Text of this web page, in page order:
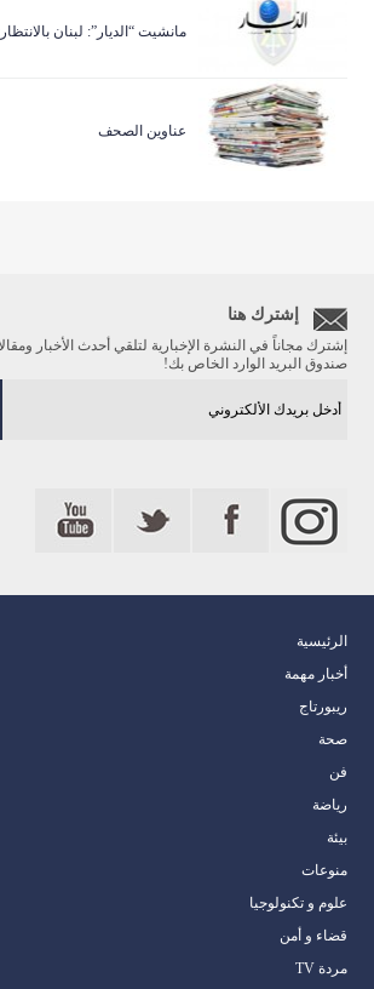
مانشيت “الديار”: لبنان
عناوين الصحف
إشترك هنا
إشترك مجاناً في النشرة الإخبارية لتلقي أحدث الأخبار
صندوق البريد الوارد الخاص بك!
الرئيسية
أخبار مهمة
ريبورتاج
صحة
فن
رياضة
بيئة
منوعات
علوم و تكنولوجيا
قضاء و أمن
مردة TV